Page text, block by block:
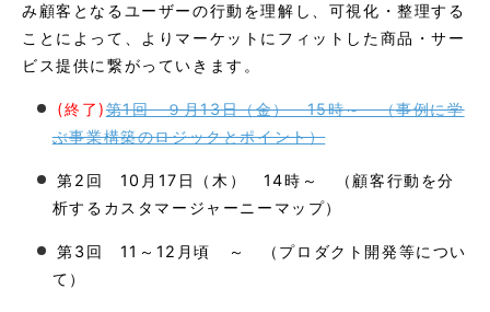
み顧客となるユーザーの行動を理解し、可視化・整理する
ことによって、よりマーケットにフィットした商品・サー
ビス提供に繋がっていきます。
(終了)第1回 ９月13日（金） 15時～ （事例に学
ぶ事業構築のロジックとポイント）
第2回 10月17日（木） 14時～ （顧客行動を分
析するカスタマージャーニーマップ）
第3回 11～12月頃 ～ （プロダクト開発等につい
て）